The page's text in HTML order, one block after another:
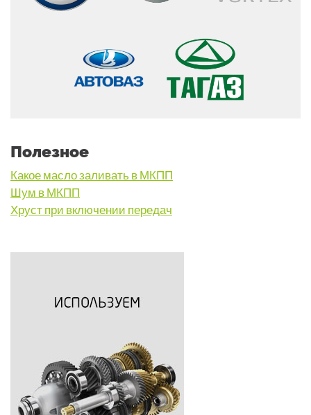
Полезное
Какое масло заливать в МКПП
Шум в МКПП
Хруст при включении передач